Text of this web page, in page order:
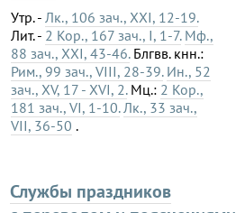
Утр. - Лк., 106 зач., XXI, 12-19.
Лит. - 2 Кор., 167 зач., I, 1-7. Мф.,
88 зач., XXI, 43-46.Блгвв. кнн.:
Рим., 99 зач., VIII, 28-39. Ин., 52
зач., XV, 17 - XVI, 2.Мц.: 2 Кор.,
181 зач., VI, 1-10. Лк., 33 зач.,
VII, 36-50 .
Службы праздников